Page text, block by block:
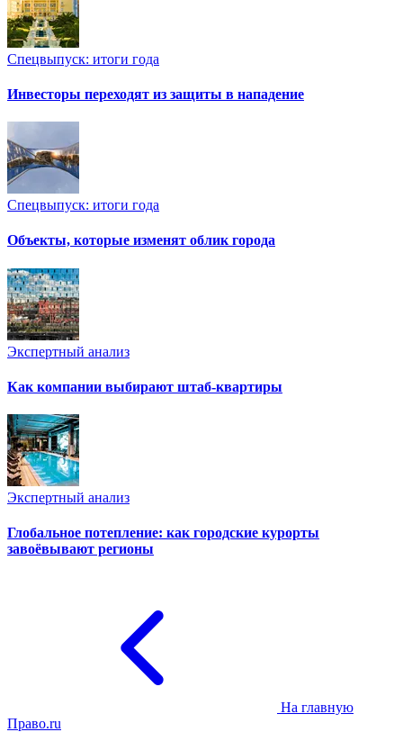
Спецвыпуск: итоги года
Инвесторы переходят из защиты в нападение
Спецвыпуск: итоги года
Объекты, которые изменят облик города
Экспертный анализ
Как компании выбирают штаб-квартиры
Экспертный анализ
Глобальное потепление: как городские курорты
завоёвывают регионы
На главную
Право.ru